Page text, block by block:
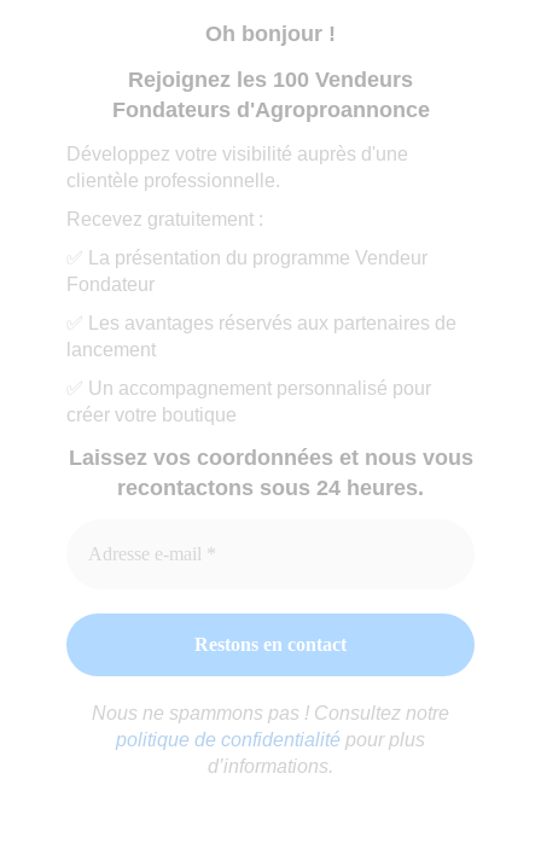
Oh bonjour !
Rejoignez les 100 Vendeurs
Fondateurs d'Agroproannonce
Développez votre visibilité auprès d'une
clientèle professionnelle.
Recevez gratuitement :
✅ La présentation du programme Vendeur
Fondateur
✅ Les avantages réservés aux partenaires de
lancement
✅ Un accompagnement personnalisé pour
créer votre boutique
Laissez vos coordonnées et nous vous
recontactons sous 24 heures.
Nous ne spammons pas ! Consultez notre
politique de confidentialité pour plus
d’informations.